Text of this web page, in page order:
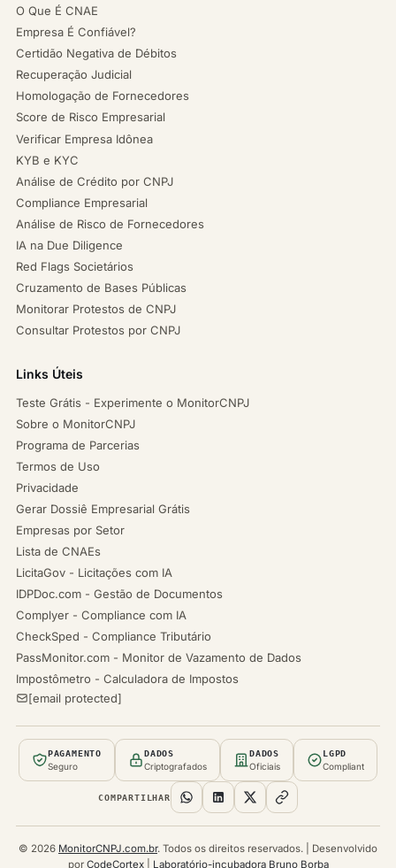
O Que É CNAE
Empresa É Confiável?
Certidão Negativa de Débitos
Recuperação Judicial
Homologação de Fornecedores
Score de Risco Empresarial
Verificar Empresa Idônea
KYB e KYC
Análise de Crédito por CNPJ
Compliance Empresarial
Análise de Risco de Fornecedores
IA na Due Diligence
Red Flags Societários
Cruzamento de Bases Públicas
Monitorar Protestos de CNPJ
Consultar Protestos por CNPJ
Links Úteis
Teste Grátis - Experimente o MonitorCNPJ
Sobre o MonitorCNPJ
Programa de Parcerias
Termos de Uso
Privacidade
Gerar Dossiê Empresarial Grátis
Empresas por Setor
Lista de CNAEs
LicitaGov - Licitações com IA
IDPDoc.com - Gestão de Documentos
Complyer - Compliance com IA
CheckSped - Compliance Tributário
PassMonitor.com - Monitor de Vazamento de Dados
Impostômetro - Calculadora de Impostos
[email protected]
PAGAMENTO
Seguro
DADOS
Criptografados
DADOS
Oficiais
LGPD
Compliant
COMPARTILHAR
© 2026 MonitorCNPJ.com.br. Todos os direitos reservados. | Desenvolvido
por CodeCortex| Laboratório-incubadora Bruno Borba